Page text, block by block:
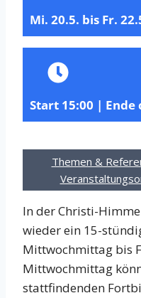
Mi. 20.5. bis Fr.
Start 15:00 | Ende
Themen &
In der Christi-
wieder ein 15-
Mittwochmittag bis
Mittwochmittag
stattfindenden